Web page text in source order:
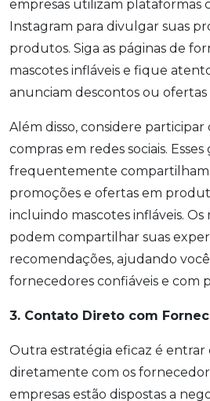
empresas utilizam plataformas
Instagram para divulgar suas
produtos. Siga as páginas de
mascotes infláveis e fique
anunciam descontos ou ofertas
Além disso, considere
compras em redes sociais.
frequentemente compartilham
promoções e ofertas em
incluindo mascotes infláveis.
podem compartilhar suas
recomendações, ajudando
fornecedores confiáveis e com
3. Contato Direto com
Outra estratégia eficaz é
diretamente com os
empresas estão dispostas a